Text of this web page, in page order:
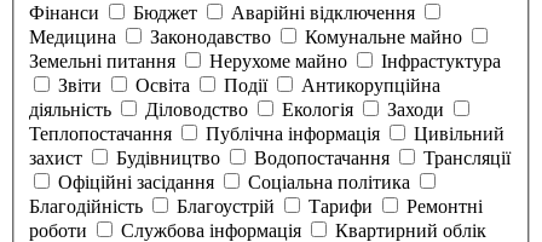
Фінанси
Бюджет
Аварійні відключення
Медицина
Законодавство
Комунальне майно
Земельні питання
Нерухоме майно
Інфрастуктура
Звіти
Освіта Події
Антикорупційна
діяльність
Діловодство Екологія
Заходи
Теплопостачання
Публічна інформація
Цивільний
захист
Будівництво Водопостачання
Трансляції
Офіційні засідання
Соціальна політика
Благодійність
Благоустрій Тарифи
Ремонтні
роботи
Службова інформація
Квартирний облік